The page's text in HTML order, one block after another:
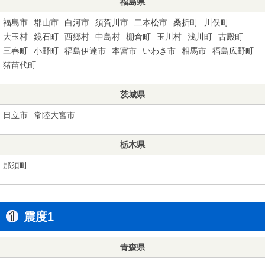
福島市 郡山市 白河市 須賀川市 二本松市 桑折町
川俣町
大玉村
鏡石町 西郷村 中島村 棚倉町 玉川村 浅川町
古殿町
三春町
小野町 福島伊達市 本宮市 いわき市 相馬市
福島広野町
猪苗代町
茨城県
日立市 常陸大宮市
栃木県
那須町
震度1
青森県